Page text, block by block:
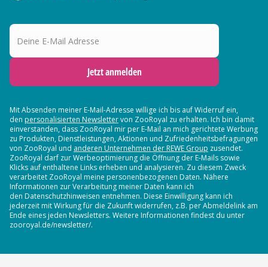
Deine E-Mail Adresse
Jetzt anmelden
Mit Absenden meiner E-Mail-Adresse willige ich bis auf Widerruf ein,
den personalisierten Newslettervon ZooRoyal zu erhalten. Ich bin damit
einverstanden, dass ZooRoyal mir per E-Mail an mich gerichtete Werbung
zu Produkten, Dienstleistungen, Aktionen und Zufriedenheitsbefragungen
von ZooRoyal und anderen Unternehmen der REWE Group zusendet.
ZooRoyal darf zur Werbeoptimierung die Öffnung der E-Mails sowie
Klicks auf enthaltene Links erheben und analysieren. Zu diesem Zweck
verarbeitet ZooRoyal meine personenbezogenen Daten. Nähere
Informationen zur Verarbeitung meiner Daten kann ich
den Datenschutzhinweisen entnehmen. Diese Einwilligung kann ich
jederzeit mit Wirkung für die Zukunft widerrufen, z.B. per Abmeldelink am
Ende eines jeden Newsletters. Weitere Informationen findest du unter
zooroyal.de/newsletter/.